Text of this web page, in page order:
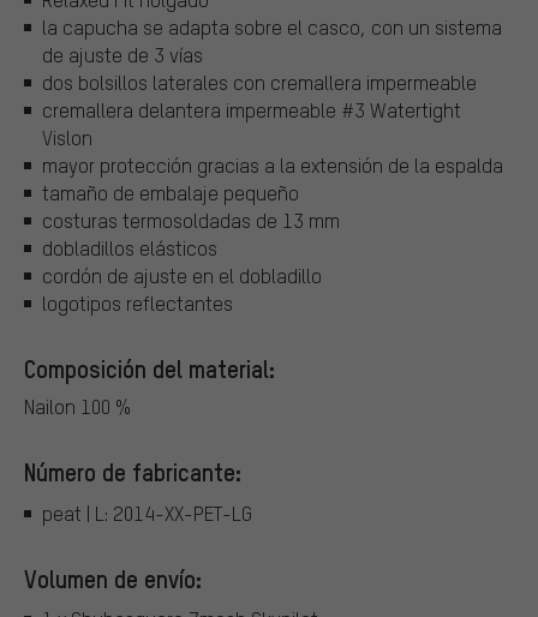
la capucha se adapta sobre el casco, con un sistema
de ajuste de 3 vías
dos bolsillos laterales con cremallera impermeable
cremallera delantera impermeable #3 Watertight
Vislon
mayor protección gracias a la extensión de la espalda
tamaño de embalaje pequeño
costuras termosoldadas de 13 mm
dobladillos elásticos
cordón de ajuste en el dobladillo
logotipos reflectantes
Composición del material:
Nailon 100 %
Número de fabricante:
peat | L: 2014-XX-PET-LG
Volumen de envío: